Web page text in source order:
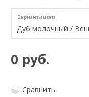
Варианты цвета
0 руб.
Сравнить